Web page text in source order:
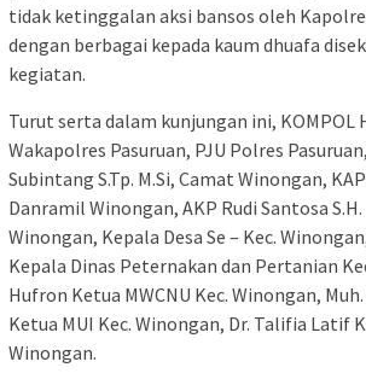
tidak ketinggalan aksi bansos oleh
dengan berbagai kepada kaum dhuafa
kegiatan.
Turut serta dalam kunjungan ini, KOMPOL
Wakapolres Pasuruan, PJU Polres
Subintang S.Tp. M.Si, Camat Winongan,
Danramil Winongan, AKP Rudi Santosa
Winongan, Kepala Desa Se – Kec.
Kepala Dinas Peternakan dan Pertanian
Hufron Ketua MWCNU Kec. Winongan,
Ketua MUI Kec. Winongan, Dr. Talifia Latif
Winongan.